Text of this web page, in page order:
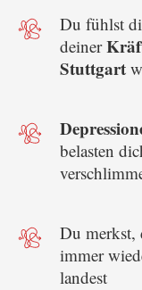
Du fühlst
deiner
Stuttgart
belasten
Du merkst,
immer
landest